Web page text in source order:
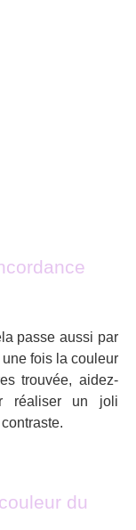
passe aussi par
fois la couleur
trouvée, aidez-
réaliser un joli
du